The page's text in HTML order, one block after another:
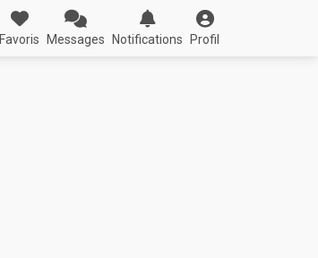
Favoris Messages Notifications Profil